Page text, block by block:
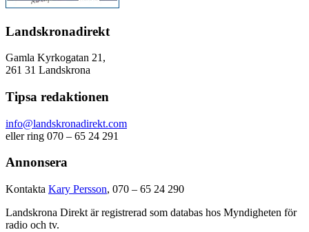
Landskronadirekt
Gamla Kyrkogatan 21,
261 31 Landskrona
Tipsa redaktionen
info@landskronadirekt.com
eller ring 070 – 65 24 291
Annonsera
Kontakta Kary Persson, 070 – 65 24 290
Landskrona Direkt är registrerad som databas hos Myndigheten för
radio och tv.